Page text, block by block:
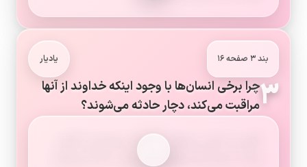
بند ۳ صفحه ۱۶ یادیار
۳چرا برخی انسان‌ها با وجود اینکه خداوند از آنها
مراقبت می‌کند، دچار حادثه می‌شوند؟
گاهی به دلیل بی‌دقتی یا نادانی خودشان و گاهی
هم به دلیل امتحان‌های الهی دچار حادثه می‌شوند.